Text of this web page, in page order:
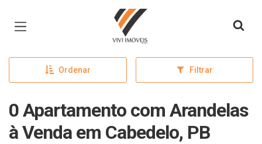
Página inicial
Ordenar Filtrar
0 Apartamento com Arandelas
à Venda em Cabedelo, PB